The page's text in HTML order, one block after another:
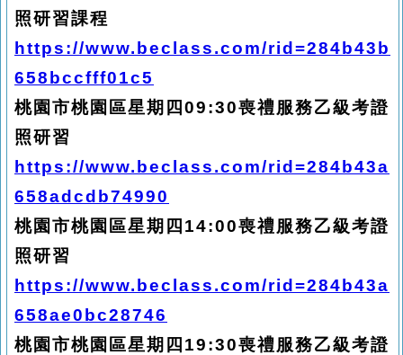
照研習課程
https://www.beclass.com/rid=284b43b
658bccfff01c5
桃園市桃園區星期四09:30喪禮服務乙級考證
照研習
https://www.beclass.com/rid=284b43a
658adcdb74990
桃園市桃園區星期四14:00喪禮服務乙級考證
照研習
https://www.beclass.com/rid=284b43a
658ae0bc28746
桃園市桃園區星期四19:30喪禮服務乙級考證